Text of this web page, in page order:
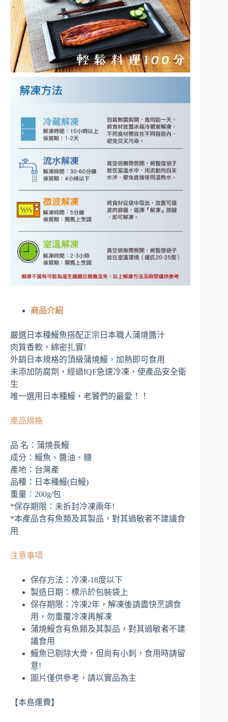
商品介紹
嚴選日本種鰻魚搭配正宗日本職人蒲燒醬汁
肉質香軟，綿密扎實!
外銷日本規格的頂級蒲燒鰻，加熱即可食用
未添加防腐劑，經過IQF急速冷凍，使產品安全衛
生
唯一選用日本種鰻，老饕們的最愛！！
產品規格
品 名：蒲燒長鰻
成分：鰻魚、醬油、糖
產地：台灣產
品種：日本種鰻(白鰻)
重量：200g/包
*保存期限：未拆封冷凍兩年!
*本產品含有魚類及其製品，對其過敏者不建議食
用
注意事項
保存方法：冷凍-18度以下
製造日期：標示於包裝袋上
保存期限：冷凍2年，解凍後請盡快烹調食
用，勿重覆冷凍再解凍
蒲燒鰻含有魚類及其製品，對其過敏者不建
議食用
鰻魚已剔除大骨，但尚有小刺，食用時請留
意!
圖片僅供參考，請以實品為主
【本島運費】